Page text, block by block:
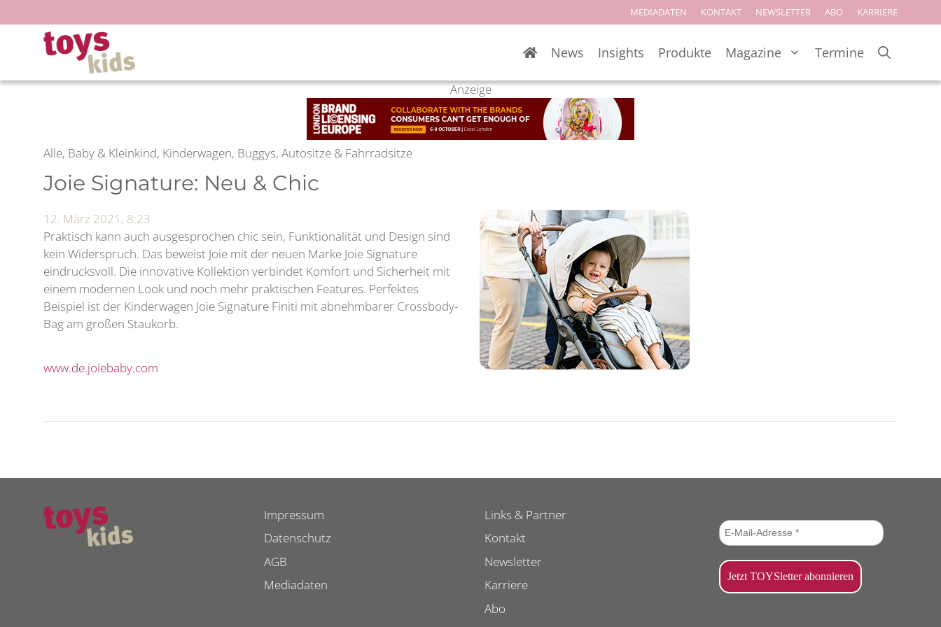
Inhalt
springen
MEDIADATEN KONTAKT NEWSLETTER ABO KARRIERE
News Insights Produkte Magazine Termine
Anzeige
Alle, Baby & Kleinkind, Kinderwagen, Buggys, Autositze & Fahrradsitze
Joie Signature: Neu & Chic
12. März 2021, 8:23
Praktisch kann auch ausgesprochen chic sein, Funktionalität und Design sind
kein Widerspruch. Das beweist Joie mit der neuen Marke Joie Signature
eindrucksvoll. Die innovative Kollektion verbindet Komfort und Sicherheit mit
einem modernen Look und noch mehr praktischen Features. Perfektes
Beispiel ist der Kinderwagen Joie Signature Finiti mit abnehmbarer Crossbody-
Bag am großen Staukorb.
www.de.joiebaby.com
Impressum
Datenschutz
AGB
Mediadaten
Links & Partner
Kontakt
Newsletter
Karriere
Abo